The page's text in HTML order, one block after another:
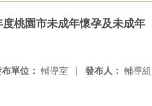
桃園市未成年懷孕及未成年
發布人： 輔導組
單位： 輔導室 |